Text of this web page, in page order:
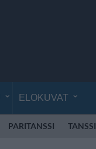
ELOKUVAT
PARITANSSI TANSSI